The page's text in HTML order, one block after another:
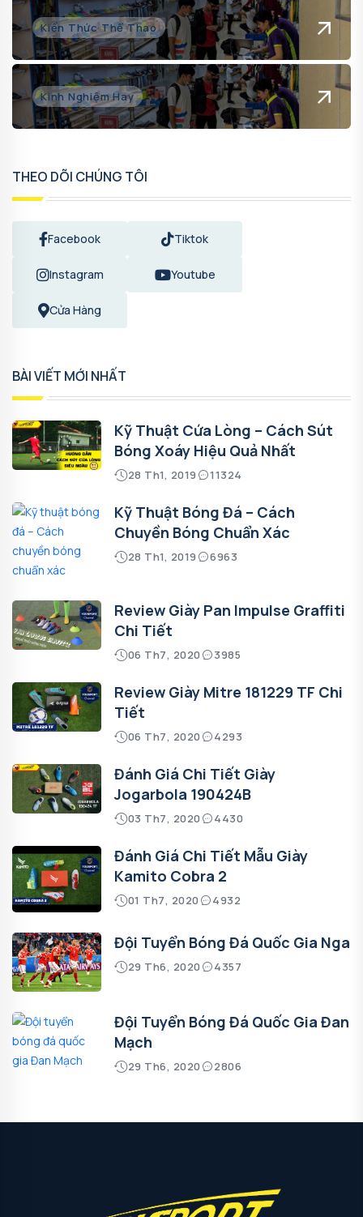
Kiến Thức Thể Thao
Kinh Nghiệm Hay
THEO DÕI CHÚNG TÔI
Facebook Tiktok
Instagram Youtube
Cửa Hàng
BÀI VIẾT MỚI NHẤT
Kỹ Thuật Cứa Lòng – Cách Sút
Bóng Xoáy Hiệu Quả Nhất
28 Th1, 2019 11324
Kỹ Thuật Bóng Đá – Cách
Chuyền Bóng Chuẩn Xác
28 Th1, 2019 6963
Review Giày Pan Impulse Graffiti
Chi Tiết
06 Th7, 2020 3985
Review Giày Mitre 181229 TF Chi
Tiết
06 Th7, 2020 4293
Đánh Giá Chi Tiết Giày
Jogarbola 190424B
03 Th7, 2020 4430
Đánh Giá Chi Tiết Mẫu Giày
Kamito Cobra 2
01 Th7, 2020 4932
Đội Tuyển Bóng Đá Quốc Gia Nga
29 Th6, 2020 4357
Đội Tuyển Bóng Đá Quốc Gia Đan
Mạch
29 Th6, 2020 2806